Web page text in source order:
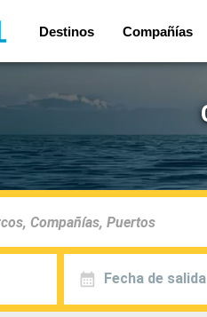
Destinos Compañías
Fecha de salida